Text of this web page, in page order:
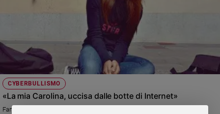
CYBERBULLISMO
«La mia Carolina, uccisa dalle botte di Internet»
Famiglia Cristiana aveva incontrato Paolo Picchio, il padre della